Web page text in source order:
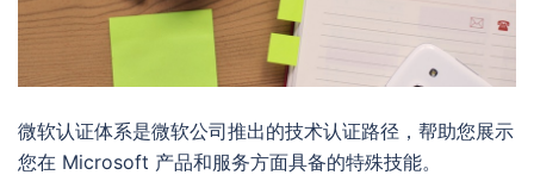
微软认证体系是微软公司推出的技术认证路径，帮助您展示
您在 Microsoft 产品和服务方面具备的特殊技能。